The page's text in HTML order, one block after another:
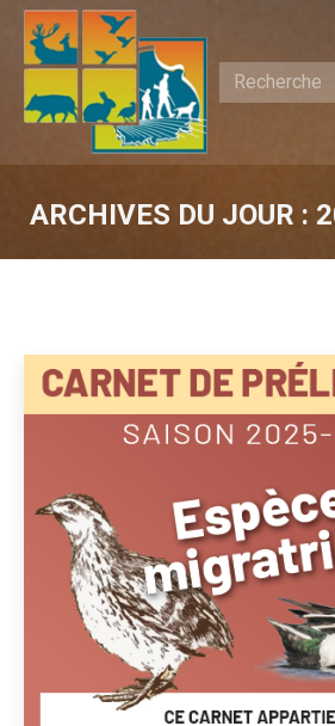
Recherche
:
ARCHIVES DU JOUR :